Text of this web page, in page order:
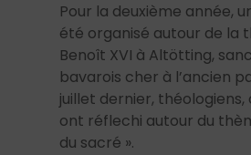
Pour la deuxième année,
été organisé autour de la
Benoît XVI à Altötting,
bavarois cher à l’ancien
juillet dernier,
ont réflechi autour du
du sacré ».